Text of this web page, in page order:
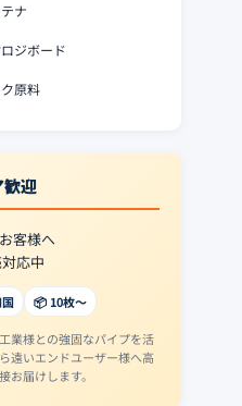
ナ
ジボード
原料
迎
客様へ
応中
📦 10枚〜
業様との強固なパイプを活
遠いエンドユーザー様へ高
お届けします。